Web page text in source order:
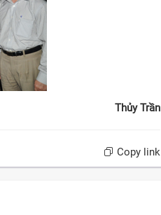
Thủy Trần
Copy link